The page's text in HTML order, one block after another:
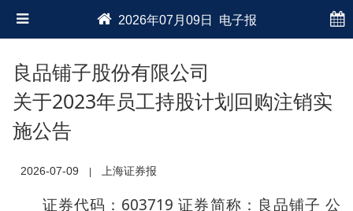
2026年07月09日 电子报
良品铺子股份有限公司
关于2023年员工持股计划回购注销实
施公告
2026-07-09 上海证券报
证券代码：603719 证券简称：良品铺子 公